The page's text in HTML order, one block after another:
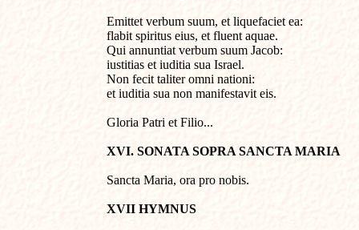
Emittet verbum suum, et liquefaciet ea:
flabit spiritus eius, et fluent aquae.
Qui annuntiat verbum suum Jacob:
iustitias et iuditia sua Israel.
Non fecit taliter omni nationi:
et iuditia sua non manifestavit eis.
Gloria Patri et Filio...
XVI. SONATA SOPRA SANCTA MARIA
Sancta Maria, ora pro nobis.
XVII HYMNUS